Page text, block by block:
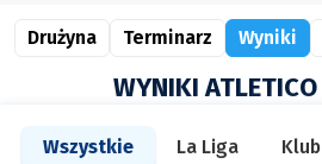
Drużyna Terminarz Wyniki
WYNIKI
Wszystkie La Liga